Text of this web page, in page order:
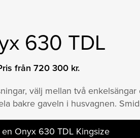
630 TDL
från 720 300 kr.
välj mellan två
bakre gaveln i husvagnen.
Onyx 630 TDL Kingsize